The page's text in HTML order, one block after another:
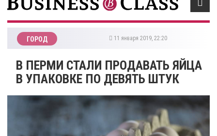
ГОРОД 11 января 2019, 22:20
​В ПЕРМИ СТАЛИ ПРОДАВАТЬ ЯЙЦА
В УПАКОВКЕ ПО ДЕВЯТЬ ШТУК